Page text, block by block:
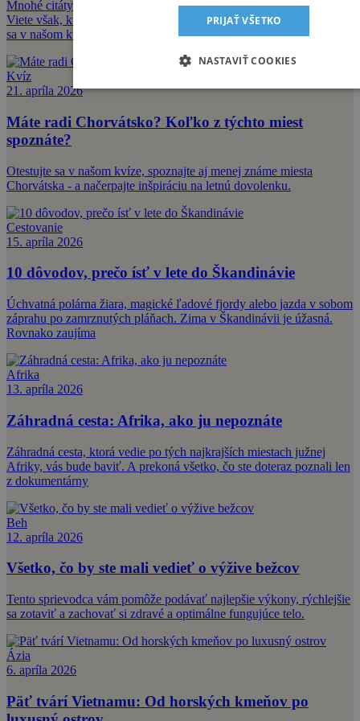
Mnohé citáty sme počuli toľko ráz, až sa stali notoricky známe.
Viete však, kto je ich autorom alebo prečo boli vyslovené? Otestujte
sa v našom kvíz
Kvíz
21. apríla 2026
Máte radi Chorvátsko? Koľko z týchto miest
spoznáte?
Otestujte sa v našom kvíze, spoznajte aj menej známe miesta
Chorvátska - a načerpajte inšpiráciu na letnú dovolenku.
Cestovanie
15. apríla 2026
10 dôvodov, prečo ísť v lete do Škandinávie
Úchvatná polárna žiara, magické ľadové fjordy alebo jazda v sobom
záprahu po zamrznutých pláňach. Zima v Škandinávii je úžasná.
Rovnako zaujíma
Afrika
13. apríla 2026
Záhradná cesta: Afrika, ako ju nepoznáte
Záhradná cesta, ktorá vedie po tých najkrajších miestach južnej
Afriky, vás bude baviť. A prekoná všetko, čo ste doteraz poznali len
z dokumentárny
Beh
12. apríla 2026
Všetko, čo by ste mali vedieť o výžive bežcov
Tento sprievodca vám pomôže podávať najlepšie výkony, rýchlejšie
sa zotaviť a zachovať si zdravé a optimálne fungujúce telo.
Ázia
6. apríla 2026
Päť tvárí Vietnamu: Od horských kmeňov po
PRIJAŤ VŠETKO
NASTAVIŤ COOKIES